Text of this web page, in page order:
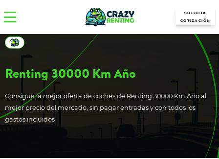
SOLICITA
COTIZACIÓN
Renting 30000 Km Año
Consigue la mejor oferta de coches de Renting 30000 Km Año al
mejor precio del mercado, sin pagar entradas y con todos los
gastos incluidos